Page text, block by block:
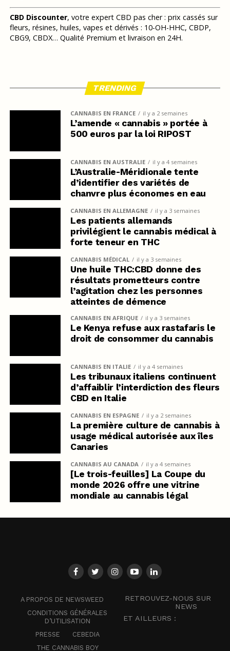
CBD Discounter, votre expert CBD pas cher : prix cassés sur
fleurs, résines, huiles, vapes et dérivés : 10-OH-HHC, CBDP,
CBG9, CBDX… Qualité Premium et livraison en 24H.
TRENDING
CANNABIS EN FRANCE il y a 2 semaines
L’amende « cannabis » portée à
500 euros par la loi RIPOST
CANNABIS EN AUSTRALIE il y a 4 semaines
L’Australie-Méridionale tente
d’identifier des variétés de
chanvre plus économes en eau
CANNABIS EN ALLEMAGNE il y a 3 semaines
Les patients allemands
privilégient le cannabis médical à
forte teneur en THC
CANNABIS MÉDICAL il y a 3 semaines
Une huile THC:CBD donne des
résultats prometteurs contre
l’agitation chez les personnes
atteintes de démence
CANNABIS EN AFRIQUE il y a 3 semaines
Le Kenya refuse aux rastafaris le
droit de consommer du cannabis
CANNABIS EN ITALIE il y a 4 semaines
Les tribunaux italiens continuent
d’affaiblir l’interdiction des fleurs
CBD en Italie
CANNABIS EN ESPAGNE il y a 2 semaines
La première culture de cannabis à
usage médical autorisée aux îles
Canaries
CANNABIS AU CANADA il y a 4 semaines
[Le trois-feuilles] La Coupe du
monde 2026 offre une vitrine
mondiale au cannabis légal
A PROPOS DE NEWSWEED
CONDITIONS GÉNÉRALES
D’UTILISATION
PRESSE
CEBEDIA
THE CANNABIS BOY
RETROUVEZ-NOUS SUR
NEWS
ET AILLEURS :